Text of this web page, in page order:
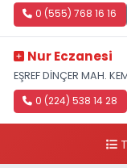
0 (555) 768 16 16
Nur Eczanesi
EŞREF DİNÇER MAH.
0 (224) 538 14 28